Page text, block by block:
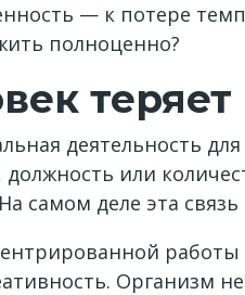
— к потере
полноценно?
теряет
деятельность
или
самом деле эта
Организм